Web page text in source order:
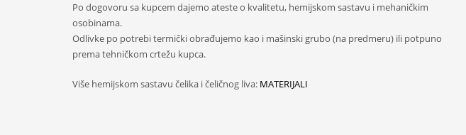
Po dogovoru sa kupcem dajemo ateste o kvalitetu, hemijskom sastavu i mehaničkim
osobinama.
Odlivke po potrebi termički obrađujemo kao i mašinski grubo (na predmeru) ili potpuno
prema tehničkom crtežu kupca.
Više hemijskom sastavu čelika i čeličnog liva: MATERIJALI